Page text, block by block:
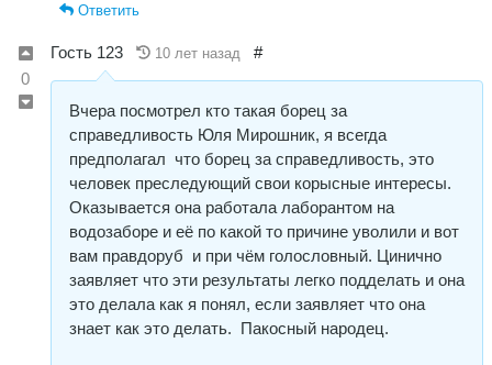
Ответить
0
Гость 123 10 лет назад #
Вчера посмотрел кто такая борец за
справедливость Юля Мирошник, я всегда
предполагал что борец за справедливость, это
человек преследующий свои корысные интересы.
Оказывается она работала лаборантом на
водозаборе и её по какой то причине уволили и вот
вам правдоруб и при чём голословный. Цинично
заявляет что эти результаты легко подделать и она
это делала как я понял, если заявляет что она
знает как это делать. Пакосный народец.